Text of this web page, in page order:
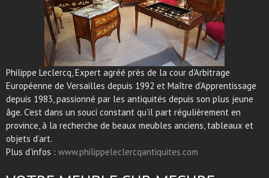
Philippe Leclercq, Expert agréé près de la cour d’Arbitrage
Européenne de Versailles depuis 1992 et Maître d’Apprentissage
depuis 1983, passionné par les antiquités depuis son plus jeune
âge. C’est dans un souci constant qu’il part régulièrement en
province, à la recherche de beaux meubles anciens, tableaux et
objets d’art.
Plus d'infos : www.philippeleclercqantiquites.com